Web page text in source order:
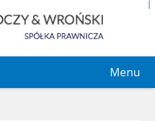
Menu